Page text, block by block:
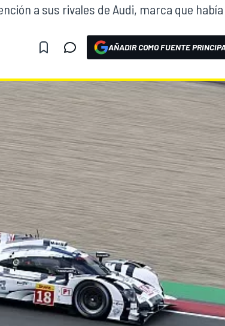
a sus rivales de Audi, marca que había
AÑADIR COMO FUENTE